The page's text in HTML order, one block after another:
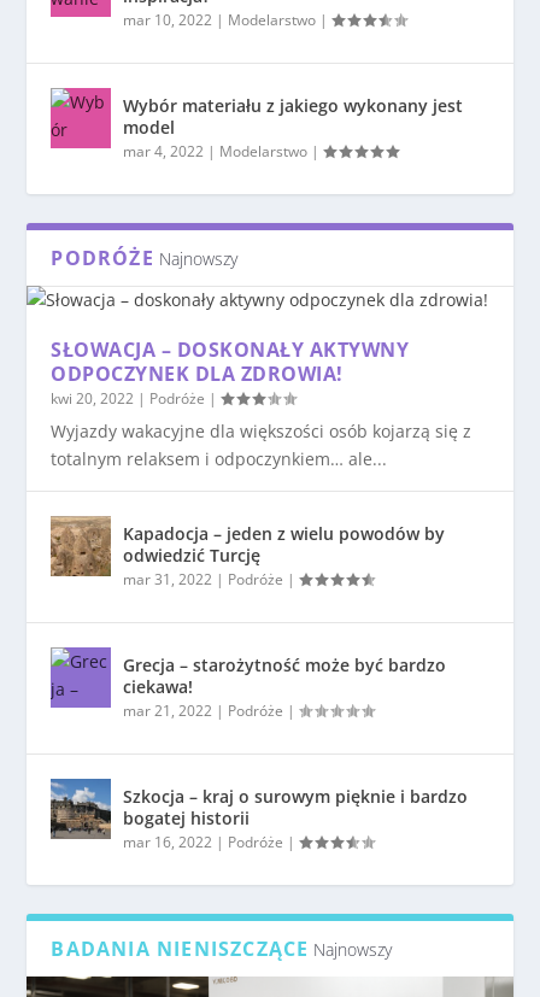
mar 10, 2022 | Modelarstwo |
Wybór materiału z jakiego wykonany jest
model
mar 4, 2022 | Modelarstwo |
PODRÓŻE Najnowszy
SŁOWACJA – DOSKONAŁY AKTYWNY
ODPOCZYNEK DLA ZDROWIA!
kwi 20, 2022 | Podróże |
Wyjazdy wakacyjne dla większości osób kojarzą się z
totalnym relaksem i odpoczynkiem… ale...
Kapadocja – jeden z wielu powodów by
odwiedzić Turcję
mar 31, 2022 | Podróże |
Grecja – starożytność może być bardzo
ciekawa!
mar 21, 2022 | Podróże |
Szkocja – kraj o surowym pięknie i bardzo
bogatej historii
mar 16, 2022 | Podróże |
BADANIA NIENISZCZĄCE Najnowszy